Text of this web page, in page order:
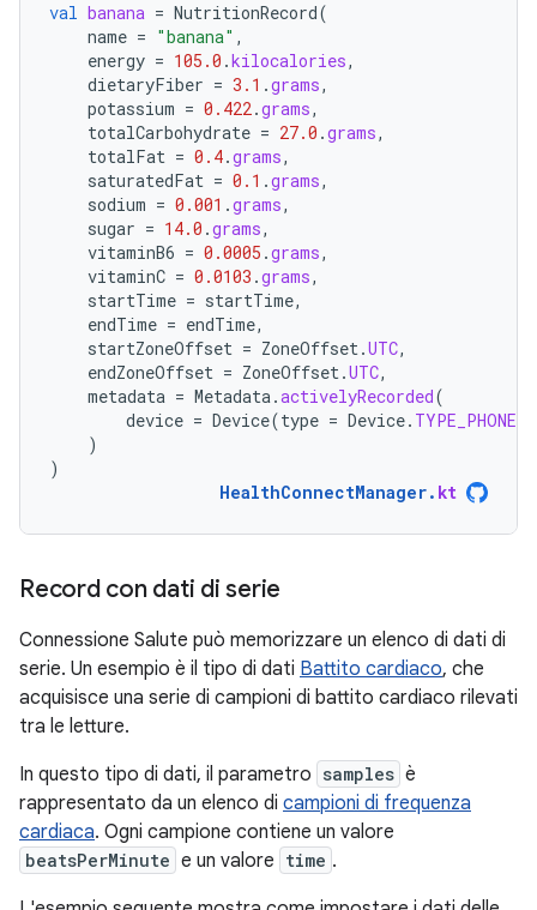
val banana = NutritionRecord(
name = "banana" ,
energy = 105.0 .kilocalories,
dietaryFiber = 3.1 .grams,
potassium = 0.422.grams,
totalCarbohydrate = 27.0 .grams,
totalFat = 0.4.grams,
saturatedFat = 0.1 .grams,
sodium = 0.001 .grams,
sugar = 14.0 .grams,
vitaminB6 = 0.0005 .grams,
vitaminC = 0.0103 .grams,
startTime = startTime,
endTime = endTime,
startZoneOffset = ZoneOffset.UTC,
endZoneOffset = ZoneOffset.UTC,
metadata = Metadata.activelyRecorded(
device = Device(type = Device. TYPE_PHONE
)
)
HealthConnectManager. kt
Record con dati di serie
Connessione Salute può memorizzare un elenco di dati di
serie. Un esempio è il tipo di dati Battito cardiaco, che
acquisisce una serie di campioni di battito cardiaco rilevati
tra le letture.
In questo tipo di dati, il parametro samples è
rappresentato da un elenco di campioni di frequenza
cardiaca. Ogni campione contiene un valore
beatsPerMinute e un valore time .